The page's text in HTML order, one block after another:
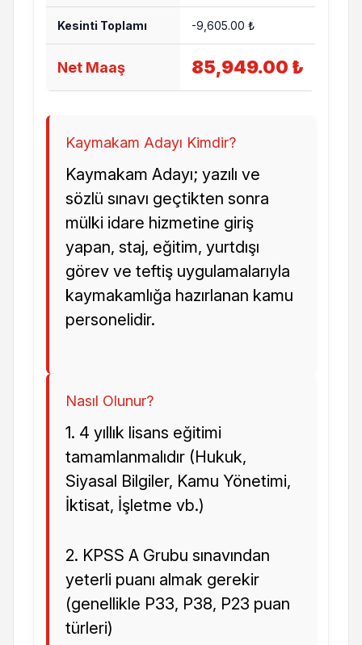
Kesinti Toplamı -9,605.00 ₺
Net Maaş 85,949.00 ₺
Kaymakam Adayı Kimdir?
Kaymakam Adayı; yazılı ve
sözlü sınavı geçtikten sonra
mülki idare hizmetine giriş
yapan, staj, eğitim, yurtdışı
görev ve teftiş uygulamalarıyla
kaymakamlığa hazırlanan kamu
personelidir.
Nasıl Olunur?
1. 4 yıllık lisans eğitimi
tamamlanmalıdır (Hukuk,
Siyasal Bilgiler, Kamu Yönetimi,
İktisat, İşletme vb.)
2. KPSS A Grubu sınavından
yeterli puanı almak gerekir
(genellikle P33, P38, P23 puan
türleri)